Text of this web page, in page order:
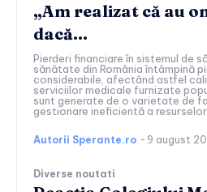
„Am realizat că au
dacă…
Pierderi financiare în sistemul de
sănătate din România întâmpină
considerabile, afectând astfel
serviciilor medicale furnizate
sunt generate de o varietate de
gestionare ineficientă a
Autorii Sperante.ro - 9 august
Diverse noutati